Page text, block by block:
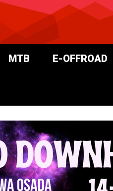
MTB E-OFFROAD